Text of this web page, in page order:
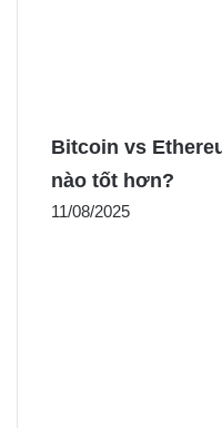
Bitcoin vs
nào tốt hơn?
11/08/2025